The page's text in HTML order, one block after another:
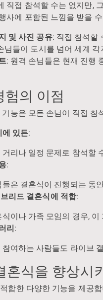
직접 참석할 수는 없지만,
사에 포함된 느낌을 받을
및 사진 공유: 직접 참석할
님들이 도시를 넘어 세계
: 원격 손님들은 현재 진행
험의 이점
기능은 모든 손님이 직접 참
에 있든:
거리나 일정 문제로 참석할
:
들은 결혼식이 진행되는 동
리드 결혼식에 적합:
식이나 가족 모임의 경우,
리:
참여하는 사람들도 라이브
혼식을 향상시
합한 다양한 기능을 제공